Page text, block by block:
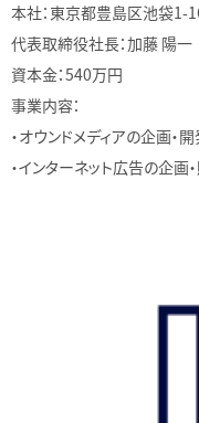
本社：東京都豊島区池袋1-
代表取締役社長：加藤 陽一
資本金：540万円
事業内容：
・オウンドメディアの企画・
・インターネット広告の企画